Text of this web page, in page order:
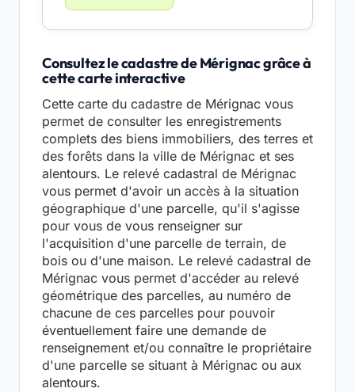
Consultez le cadastre de Mérignac grâce à
cette carte interactive
Cette carte du cadastre de Mérignac vous
permet de consulter les enregistrements
complets des biens immobiliers, des terres et
des forêts dans la ville de Mérignac et ses
alentours. Le relevé cadastral de Mérignac
vous permet d'avoir un accès à la situation
géographique d'une parcelle, qu'il s'agisse
pour vous de vous renseigner sur
l'acquisition d'une parcelle de terrain, de
bois ou d'une maison. Le relevé cadastral de
Mérignac vous permet d'accéder au relevé
géométrique des parcelles, au numéro de
chacune de ces parcelles pour pouvoir
éventuellement faire une demande de
renseignement et/ou connaître le propriétaire
d'une parcelle se situant à Mérignac ou aux
alentours.